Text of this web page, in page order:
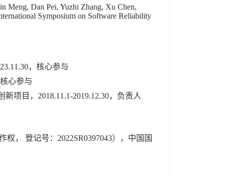
Meng, Dan Pei, Yuzhi Zhang, Xu Chen,
Symposium on Software Reliability
，核心参与
心参与
项目，2018.11.1-2019.12.30，负责人
， 登记号：2022SR0397043），中国国